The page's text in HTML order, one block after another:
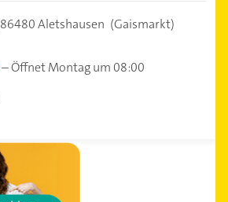
86480 Aletshausen (Gaismarkt)
–Öffnet Montag um 08:00